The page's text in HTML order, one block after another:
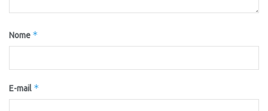
Nome *
E-mail *